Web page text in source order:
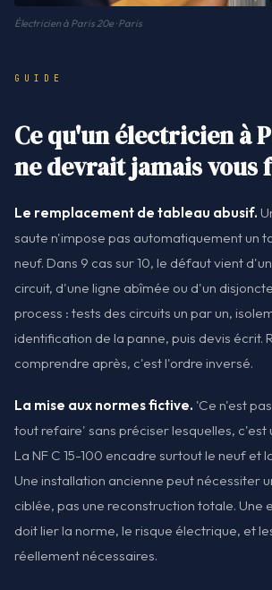
Électricien à Paris 20e · Paris
GUIDE
Ce qu'un électricien à
ne devrait jamais vous
Le remplacement de tableau abusif.
saute n'impose pas automatiquement un
neuf. Dans 9 cas sur 10, le défaut vient
circuit, d'une ligne abîmée ou d'un
process : tests des circuits un par un,
identification de la panne, puis devis écrit.
comprendre après, c'est l'ordre inversé.
La mise aux normes fictive. 'Ce n'est
tout refaire' sans préciser lesquelles, c'est
La NF C 15-100 encadre surtout le neuf et
Une installation ancienne peut nécessiter
ciblée, pas une reconstruction totale. Une
doit lier la norme, le risque électrique, et
réellement nécessaires.